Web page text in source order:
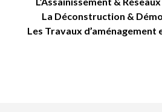
La Déconstruction &
Les Travaux